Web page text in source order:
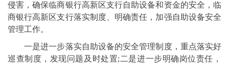
侵害，确保临商银行高新区支行自助设备和资金的安全，临
商银行高新区支行落实制度、明确责任，加强自助设备安全
管理工作。
一是进一步落实自助设备的安全管理制度，重点落实好
巡查制度，发现问题及时处置;二是进一步明确岗位责任，